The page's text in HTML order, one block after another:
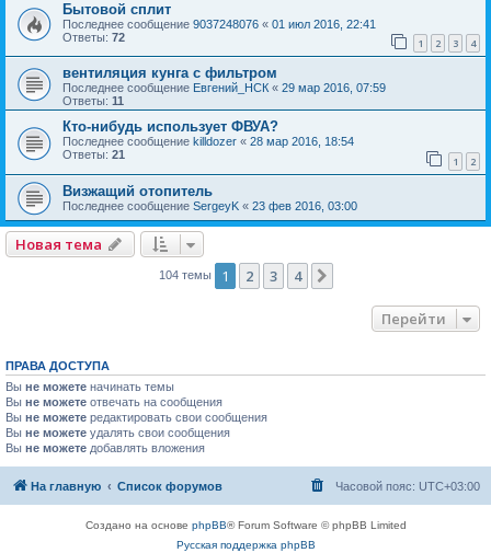
Бытовой сплит
Последнее сообщение 9037248076 « 01 июл 2016, 22:41
Ответы: 72 1 2 3 4
вентиляция кунга с фильтром
Последнее сообщение Евгений_НСК « 29 мар 2016, 07:59
Ответы: 11
Кто-нибудь использует ФВУА?
Последнее сообщение killdozer « 28 мар 2016, 18:54
Ответы: 21 1 2
Визжащий отопитель
Последнее сообщение SergeyK « 23 фев 2016, 03:00
Новая тема
104 темы 1 2 3 4
Перейти
ПРАВА ДОСТУПА
Вы не можете начинать темы
Вы не можете отвечать на сообщения
Вы не можете редактировать свои сообщения
Вы не можете удалять свои сообщения
Вы не можете добавлять вложения
На главную Список форумов Часовой пояс: UTC+03:00
Создано на основе phpBB® Forum Software © phpBB Limited
Русская поддержка phpBB